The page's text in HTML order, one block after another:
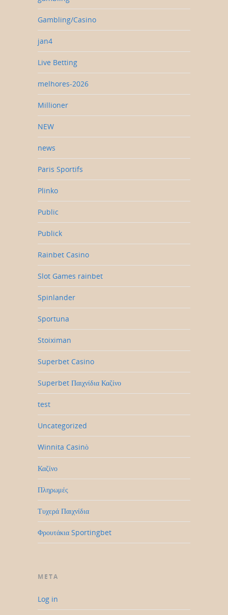
Gambling/Casino
jan4
Live Betting
melhores-2026
Millioner
NEW
news
Paris Sportifs
Plinko
Public
Publick
Rainbet Casino
Slot Games rainbet
Spinlander
Sportuna
Stoiximan
Superbet Casino
Superbet Παιχνίδια Καζίνο
test
Uncategorized
Winnita Casinò
Καζίνο
Πληρωμές
Τυχερά Παιχνίδια
Φρουτάκια Sportingbet
META
Log in